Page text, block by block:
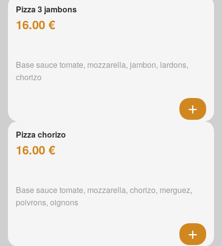
Pizza 3 jambons
16.00 €
Base sauce tomate, mozzarella, jambon, lardons,
chorizo
Pizza chorizo
16.00 €
Base sauce tomate, mozzarella, chorizo, merguez,
poivrons, oignons